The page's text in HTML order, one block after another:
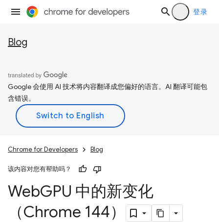
登录
Blog
Google 会使用 AI 技术将内容翻译成您偏好的语言。AI 翻译可能包
含错误。
Chrome for Developers Blog
该内容对您有帮助吗？
WebGPU 中的新变化
（Chrome 144）